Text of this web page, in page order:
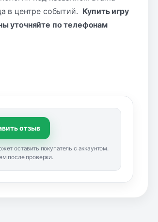
в центре событий. Купить игру
уточняйте потелефонам
отзыв
оставить покупатель с аккаунтом.
после проверки.